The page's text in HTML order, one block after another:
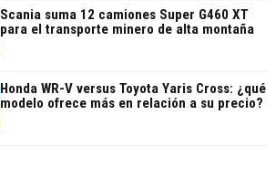
Scania suma 12 camiones Super G460 XT
para el transporte minero de alta montaña
Honda WR-V versus Toyota Yaris Cross: ¿qué
modelo ofrece más en relación a su precio?